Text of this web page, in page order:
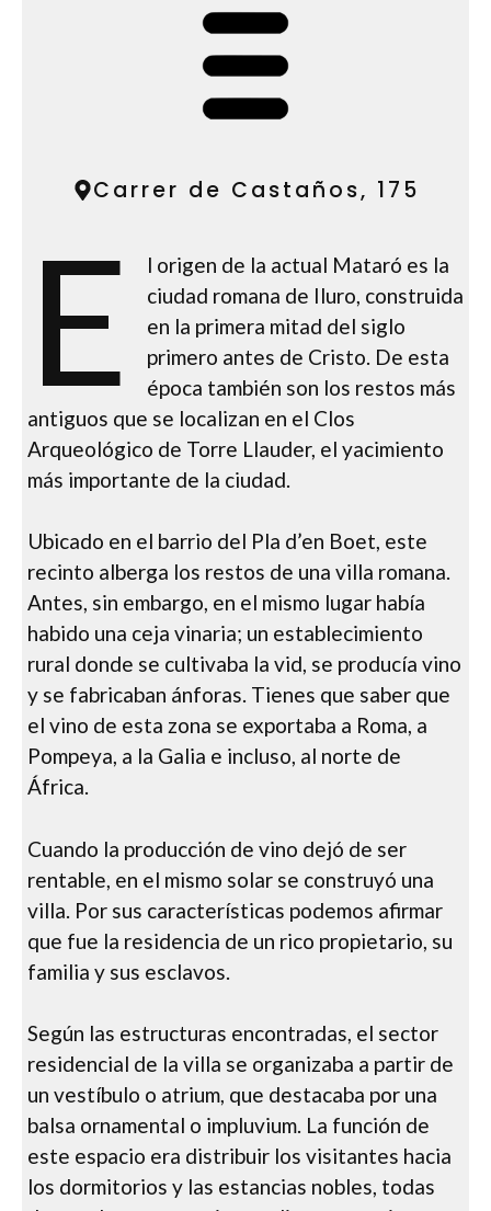
Carrer de Castaños, 175
E
l origen de la actual Mataró es la
ciudad romana de Iluro, construida
en la primera mitad del siglo
primero antes de Cristo. De esta
época también son los restos más
antiguos que se localizan en el Clos
Arqueológico de Torre Llauder, el yacimiento
más importante de la ciudad.
Ubicado en el barrio del Pla d’en Boet, este
recinto alberga los restos de una villa romana.
Antes, sin embargo, en el mismo lugar había
habido una ceja vinaria; un establecimiento
rural donde se cultivaba la vid, se producía vino
y se fabricaban ánforas. Tienes que saber que
el vino de esta zona se exportaba a Roma, a
Pompeya, a la Galia e incluso, al norte de
África.
Cuando la producción de vino dejó de ser
rentable, en el mismo solar se construyó una
villa. Por sus características podemos afirmar
que fue la residencia de un rico propietario, su
familia y sus esclavos.
Según las estructuras encontradas, el sector
residencial de la villa se organizaba a partir de
un vestíbulo o atrium, que destacaba por una
balsa ornamental o impluvium. La función de
este espacio era distribuir los visitantes hacia
los dormitorios y las estancias nobles, todas